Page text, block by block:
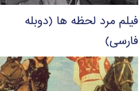
فیلم مرد لحظه ها (دوبله
فارسی)